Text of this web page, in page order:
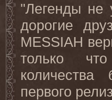
"Легенды
дорогие
MESSIAH
только
первого